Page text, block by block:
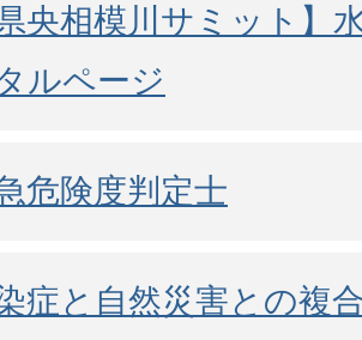
県央相模川サミット】
ルページ
危険度判定士
症と自然災害との複